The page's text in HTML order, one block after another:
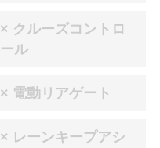
× クルーズコントロ
ール
× 電動リアゲート
× レーンキープアシ